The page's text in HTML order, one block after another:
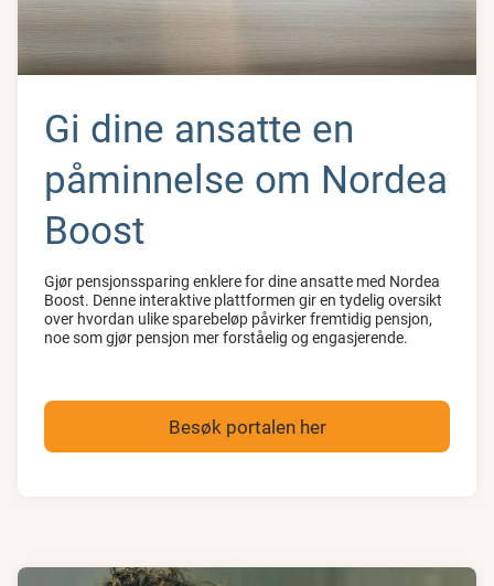
Gi dine ansatte en
påminnelse om Nordea
Boost
Gjør pensjonssparing enklere for dine ansatte med Nordea
Boost. Denne interaktive plattformen gir en tydelig oversikt
over hvordan ulike sparebeløp påvirker fremtidig pensjon,
noe som gjør pensjon mer forståelig og engasjerende.
Besøk portalen her